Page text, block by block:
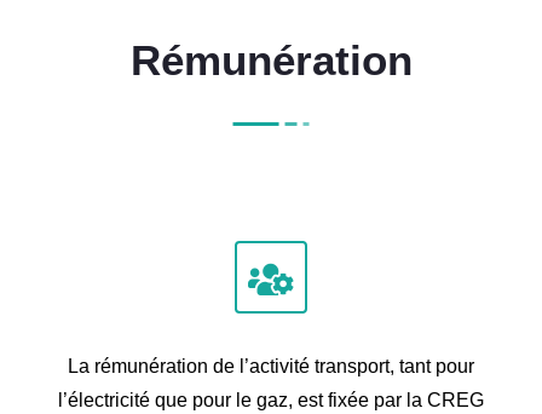
Rémunération
La rémunération de l’activité transport, tant pour
l’électricité que pour le gaz, est fixée par la CREG